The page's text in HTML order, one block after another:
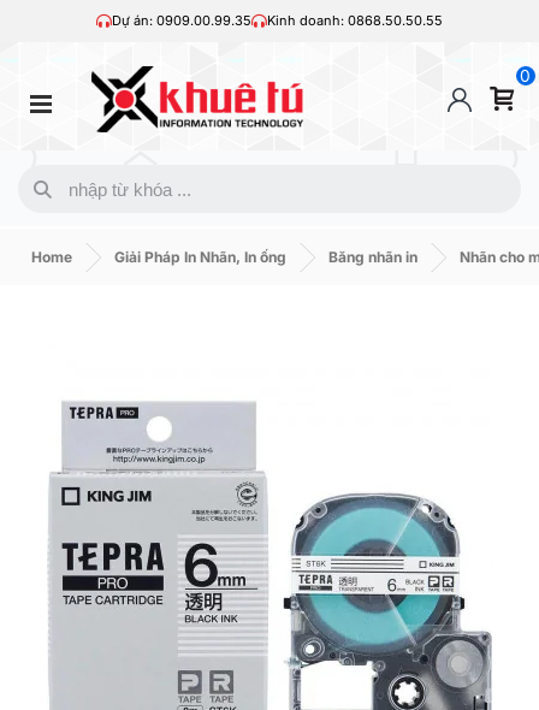
Dự án: 0909.00.99.35 Kinh doanh: 0868.50.50.55
0
Home Giải Pháp In Nhãn, In ống Băng nhãn in Nhãn cho